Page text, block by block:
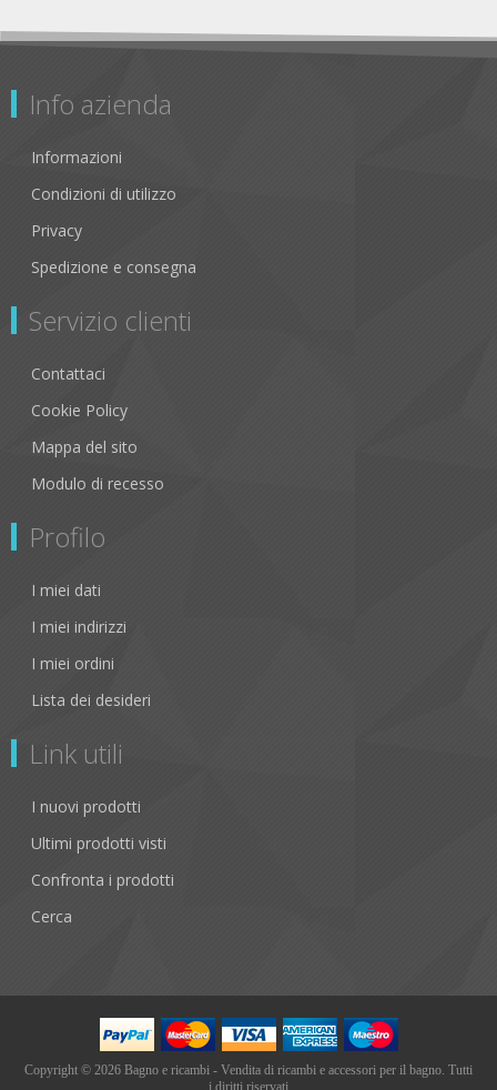
Info azienda
Informazioni
Condizioni di utilizzo
Privacy
Spedizione e consegna
Servizio clienti
Contattaci
Cookie Policy
Mappa del sito
Modulo di recesso
Profilo
I miei dati
I miei indirizzi
I miei ordini
Lista dei desideri
Link utili
I nuovi prodotti
Ultimi prodotti visti
Confronta i prodotti
Cerca
Copyright © 2026 Bagno e ricambi - Vendita di ricambi e accessori per il bagno. Tutti
i diritti riservati